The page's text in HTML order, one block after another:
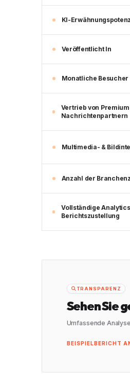
KI-
Veröffentlicht In
Monatliche Besucher
Vertrieb von
Nachrichtenpartnern
Multimedia- &
Anzahl der
Vollständige Analytics
Berichtszustellung
TRANSPARENZ
Sehen Sie
Umfassende
BEISPIELBERICHT